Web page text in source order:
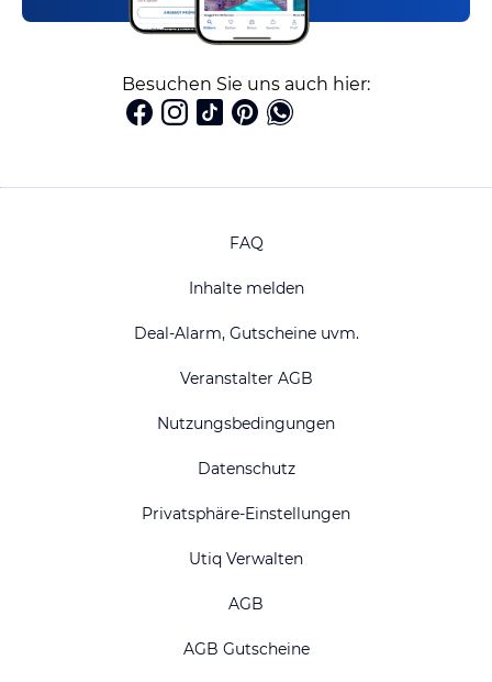
Besuchen Sie uns auch hier:
FAQ
Inhalte melden
Deal-Alarm, Gutscheine uvm.
Veranstalter AGB
Nutzungsbedingungen
Datenschutz
Privatsphäre-Einstellungen
Utiq Verwalten
AGB
AGB Gutscheine